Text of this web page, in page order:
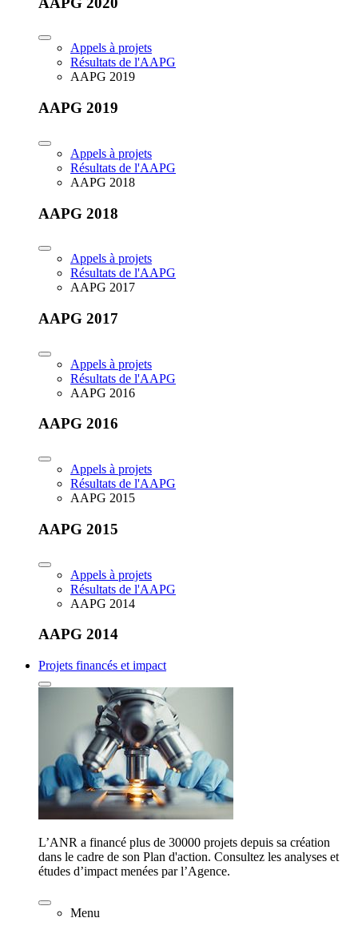
Appels à projets
Résultats de l'AAPG
AAPG 2019
AAPG 2019
Appels à projets
Résultats de l'AAPG
AAPG 2018
AAPG 2018
Appels à projets
Résultats de l'AAPG
AAPG 2017
AAPG 2017
Appels à projets
Résultats de l'AAPG
AAPG 2016
AAPG 2016
Appels à projets
Résultats de l'AAPG
AAPG 2015
AAPG 2015
Appels à projets
Résultats de l'AAPG
AAPG 2014
AAPG 2014
Projets financés et impact
L’ANR a financé plus de 30000 projets depuis sa création
dans le cadre de son Plan d'action. Consultez les analyses et
études d’impact menées par l’Agence.
Menu